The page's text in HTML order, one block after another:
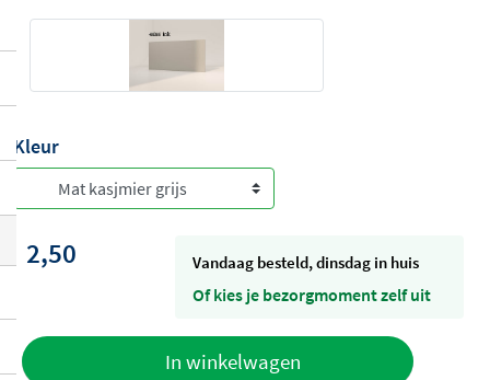
Kleur
2,50 vandaag besteld, dinsdag in huis
Of kies je bezorgmoment zelf uit
In winkelwagen